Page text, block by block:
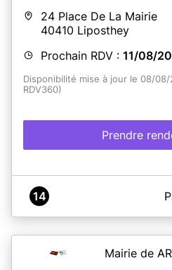
24 Place De La Mairie
40410 Liposthey
Prochain RDV : 11/08/
Disponibilité mise à jour le 08/
RDV360)
Prendre
A propos de MAIRIE DE
14
Mairie de